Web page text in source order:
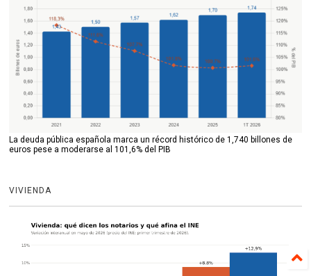
La deuda pública española marca un récord histórico de 1,740 billones de
euros pese a moderarse al 101,6% del PIB
VIVIENDA